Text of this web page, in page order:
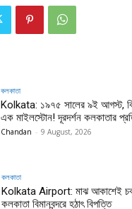
কলকাতা
Kolkata: ১৯৭৫ সালের ৯ই আগস্ট,
এক মাইলস্টোন! দূরদর্শন কলকাতার
Chandan - 9 August, 2026
কলকাতা
Kolkata Airport: মাঝ আকাশেই
কলকাতা বিমানবন্দরে হঠাৎ বিপত্তি